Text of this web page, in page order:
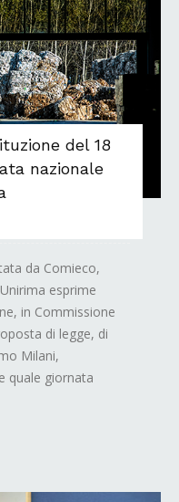
del 18
nazionale
da Comieco,
esprime
in Commissione
di legge, di
Milani,
quale giornata